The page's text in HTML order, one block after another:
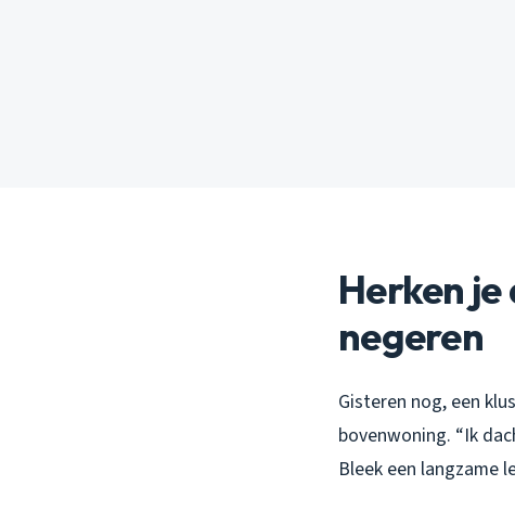
Herken
negeren
Gisteren nog, een
bovenwoning. “Ik
Bleek een langzame